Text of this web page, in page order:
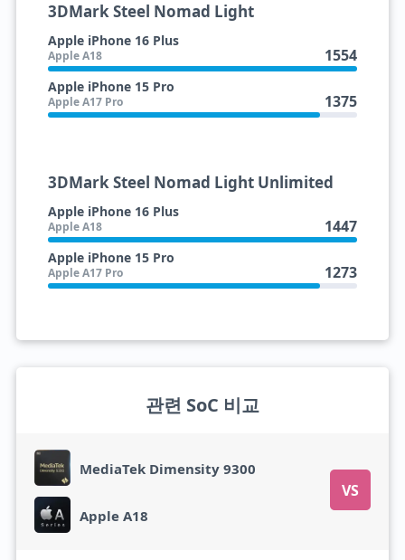
3DMark Steel Nomad Light
Apple iPhone 16 Plus
Apple A18 1554
Apple iPhone 15 Pro
Apple A17 Pro 1375
3DMark Steel Nomad Light Unlimited
Apple iPhone 16 Plus
Apple A18 1447
Apple iPhone 15 Pro
Apple A17 Pro 1273
관련 SoC 비교
MediaTek Dimensity 9300
VS
Apple A18